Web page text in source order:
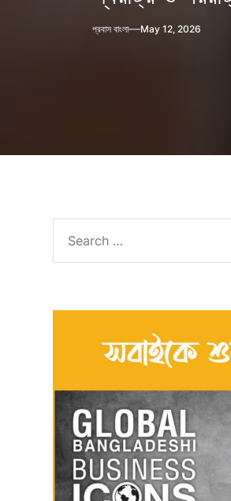
প্রবাস বাংলা May 12, 2026
for: